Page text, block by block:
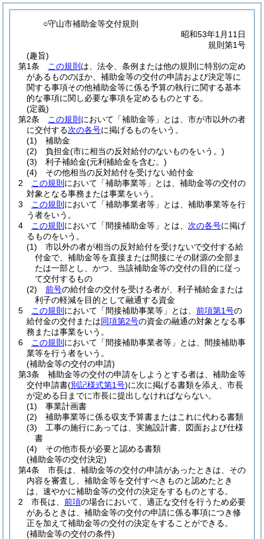
○守山市補助金等交付規則
昭和53年1月11日
規則第1号
(趣旨)
第1条
この規則 は、法令、条例または他の規則に特別の定め
があるもののほか、補助金等の交付の申請および決定等に
関する事項その他補助金等に係る予算の執行に関する基本
的な事項に関し必要な事項を定めるものとする。
(定義)
第2条
この規則 において「補助金等」とは、市が市以外の者
に交付する次の各号に掲げるものをいう。
(1)
補助金
(2)
負担金(市に相当の反対給付のないものをいう。)
(3)
利子補給金(元利補給金を含む。)
(4)
その他相当の反対給付を受けない給付金
2
この規則 において「補助事業等」とは、補助金等の交付の
対象となる事務または事業をいう。
3
この規則 において「補助事業者等」とは、補助事業等を行
う者をいう。
4
この規則 において「間接補助金等」とは、 次の各号に掲げ
るものをいう。
(1)
市以外の者が相当の反対給付を受けないで交付する給
付金で、補助金等を直接または間接にその財源の全部ま
たは一部とし、かつ、当該補助金等の交付の目的に従っ
て交付するもの
(2)
前号の給付金の交付を受ける者が、利子補給金または
利子の軽減を目的として融通する資金
5
この規則 において「間接補助事業等」とは、 前項第1号の
給付金の交付または同項第2号の資金の融通の対象となる事
務または事業をいう。
6
この規則 において「間接補助事業者等」とは、間接補助事
業等を行う者をいう。
(補助金等の交付の申請)
第3条
補助金等の交付の申請をしようとする者は、補助金等
交付申請書(別記様式第1号)に次に掲げる書類を添え、市長
が定める日までに市長に提出しなければならない。
(1)
事業計画書
(2)
補助事業等に係る収支予算書またはこれに代わる書類
(3)
工事の施行にあっては、実施設計書、図面および仕様
書
(4)
その他市長が必要と認める書類
(補助金等の交付決定)
第4条
市長は、補助金等の交付の申請があったときは、その
内容を審査し、補助金等を交付すべきものと認めたとき
は、速やかに補助金等の交付の決定をするものとする。
2
市長は、 前項の場合において、適正な交付を行うため必要
があるときは、補助金等の交付の申請に係る事項につき修
正を加えて補助金等の交付の決定をすることができる。
(補助金等の交付の条件)